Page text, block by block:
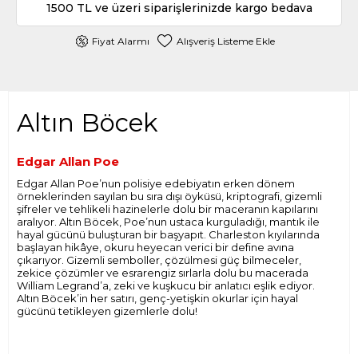
1500 TL ve üzeri siparişlerinizde kargo bedava
Fiyat Alarmı Alışveriş Listeme Ekle
Altın Böcek
Edgar Allan Poe
Edgar Allan Poe’nun polisiye edebiyatın erken dönem
örneklerinden sayılan bu sıra dışı öyküsü, kriptografi, gizemli
şifreler ve tehlikeli hazinelerle dolu bir maceranın kapılarını
aralıyor. Altın Böcek, Poe’nun ustaca kurguladığı, mantık ile
hayal gücünü buluşturan bir başyapıt. Charleston kıyılarında
başlayan hikâye, okuru heyecan verici bir define avına
çıkarıyor. Gizemli semboller, çözülmesi güç bilmeceler,
zekice çözümler ve esrarengiz sırlarla dolu bu macerada
William Legrand’a, zeki ve kuşkucu bir anlatıcı eşlik ediyor.
Altın Böcek’in her satırı, genç-yetişkin okurlar için hayal
gücünü tetikleyen gizemlerle dolu!